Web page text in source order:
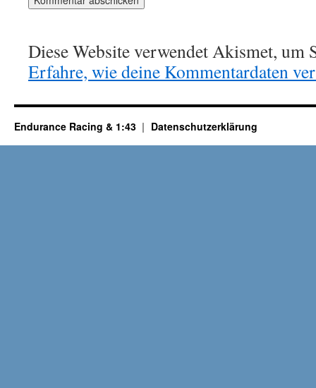
Diese Website verwendet Akismet, um
Erfahre, wie deine Kommentardaten
Endurance Racing & 1:43 Datenschutzerklärung